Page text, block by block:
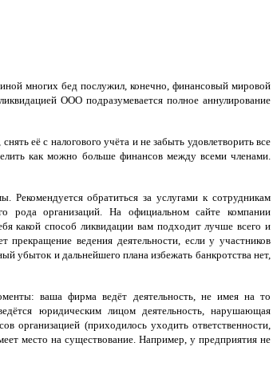
многих бед послужил, конечно, финансовый мировой
ООО подразумевается полное аннулирование
её с налогового учёта и не забыть удовлетворить все
как можно больше финансов между всеми членами.
обратиться за услугами к сотрудникам
рода организаций. На официальном сайте компании
какой способ ликвидации вам подходит лучше всего и
ведения деятельности, если у участников
убыток и дальнейшего плана избежать банкротства нет,
ваша фирма ведёт деятельность, не имея на то
юридическим лицом деятельность, нарушающая
организацией (приходилось уходить ответственности,
место на существование. Например, у предприятия не